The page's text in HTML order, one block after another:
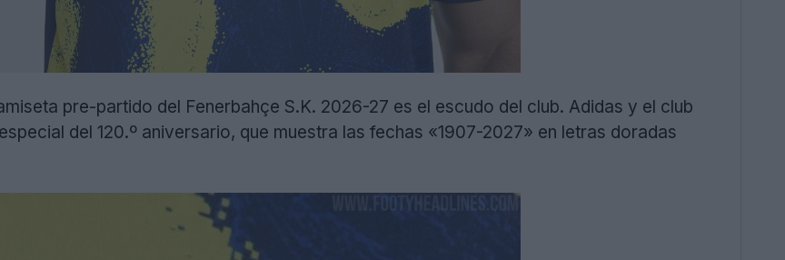
pre-partido del Fenerbahçe S.K. 2026-27 es el escudo del club. Adidas y el club
del 120.º aniversario, que muestra las fechas «1907-2027» en letras doradas